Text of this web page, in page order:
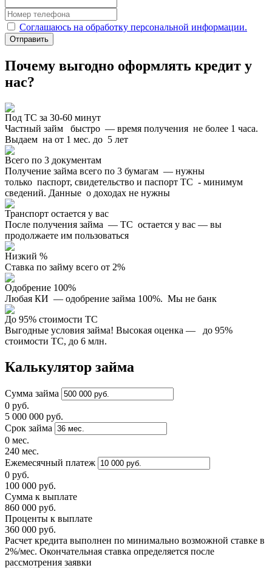
Соглашаюсь на обработку персональной информации.
Отправить
Почему выгодно оформлять кредит у
нас?
Под ТС за 30-60 минут
Частный займ быстро — время получения не более 1 часа.
Выдаем на от 1 мес. до 5 лет
Всего по 3 документам
Получение займа всего по 3 бумагам — нужны
только паспорт, свидетельство и паспорт ТС - минимум
сведений. Данные о доходах не нужны
Транспорт остается у вас
После получения займа — ТС остается у вас — вы
продолжаете им пользоваться
Низкий %
Ставка по займу всего от 2%
Одобрение 100%
Любая КИ — одобрение займа 100%. Мы не банк
До 95% стоимости ТС
Выгодные условия займа! Высокая оценка — до 95%
стоимости ТС, до 6 млн.
Калькулятор займа
Сумма займа
0 руб.
5 000 000 руб.
Срок займа
0 мес.
240 мес.
Ежемесячный платеж
0 руб.
100 000 руб.
Сумма к выплате
860 000 руб.
Проценты к выплате
360 000 руб.
Расчет кредита выполнен по минимально возможной ставке в
2%/мес. Окончательная ставка определяется после
рассмотрения заявки